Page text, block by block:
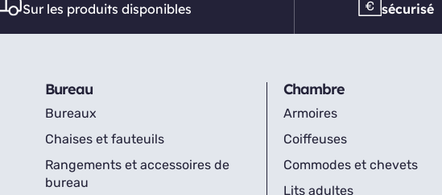
Sur les produits disponibles
sécurisé
Bureau
Bureaux
Chaises et fauteuils
Rangements et accessoires de
bureau
Chambre
Armoires
Coiffeuses
Commodes et chevets
Lits adultes